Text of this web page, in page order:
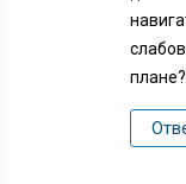
плане?